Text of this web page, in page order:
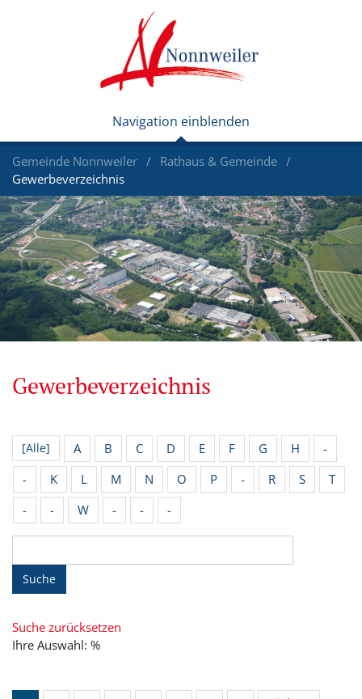
Gemeinde Nonnweiler
Rathaus & Gemeinde
Gewerbeverzeichnis
Gewerbeverzeichnis
[Alle] A B C D E F G H
-
-
K L M N O P - R S
T
-
- W - - -
Suche
Suche zurücksetzen
Ihre Auswahl: %